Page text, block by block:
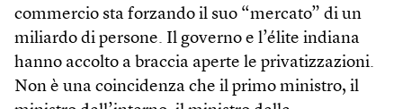
commercio sta forzando il suo “mercato” di un
miliardo di persone. Il governo e l’élite indiana
hanno accolto a braccia aperte le privatizzazioni.
Non è una coincidenza che il primo ministro, il